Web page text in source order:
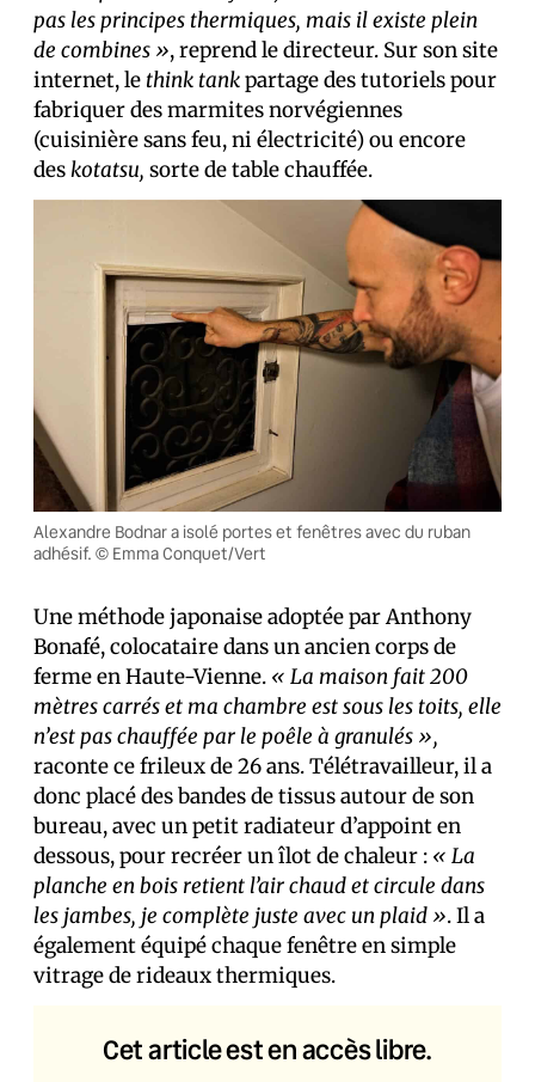
pas les principes thermiques, mais il existe plein
de combines », reprend le directeur. Sur son site
internet, le think tankpartage des tutoriels pour
fabriquer des marmites norvégiennes
(cuisinière sans feu, ni électricité) ou encore
deskotatsu, sorte de table chauffée.
Alexandre Bodnar a isolé portes et fenêtres avec du ruban
adhésif. © Emma Conquet/Vert
Une méthode japonaise adoptée par Anthony
Bonafé, colocataire dans un ancien corps de
ferme en Haute-Vienne. « La maison fait 200
mètres carrés et ma chambre est sous les toits, elle
n’est pas chauffée par le poêle à granulés »,
raconte ce frileux de 26 ans. Télétravailleur, il a
donc placé des bandes de tissus autour de son
bureau, avec un petit radiateur d’appoint en
dessous, pour recréer un îlot de chaleur : « La
planche en bois retient l’air chaud et circule dans
les jambes, je complète juste avec un plaid ». Il a
également équipé chaque fenêtre en simple
vitrage de rideaux thermiques.
Cet article est en accès libre.